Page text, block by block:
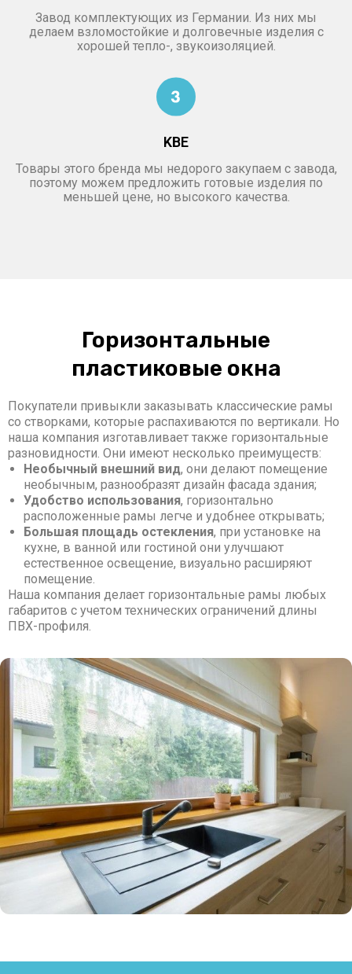
Завод комплектующих из Германии. Из них мы
делаем взломостойкие и долговечные изделия с
хорошей тепло-, звукоизоляцией.
KBE
Товары этого бренда мы недорого закупаем с завода,
поэтому можем предложить готовые изделия по
меньшей цене, но высокого качества.
Горизонтальные
пластиковые окна
Покупатели привыкли заказывать классические рамы
со створками, которые распахиваются по вертикали. Но
наша компания изготавливает также горизонтальные
разновидности. Они имеют несколько преимуществ:
Необычный внешний вид, они делают помещение
необычным, разнообразят дизайн фасада здания;
Удобство использования, горизонтально
расположенные рамы легче и удобнее открывать;
Большая площадь остекления, при установке на
кухне, в ванной или гостиной они улучшают
естественное освещение, визуально расширяют
помещение.
Наша компания делает горизонтальные рамы любых
габаритов с учетом технических ограничений длины
ПВХ-профиля.